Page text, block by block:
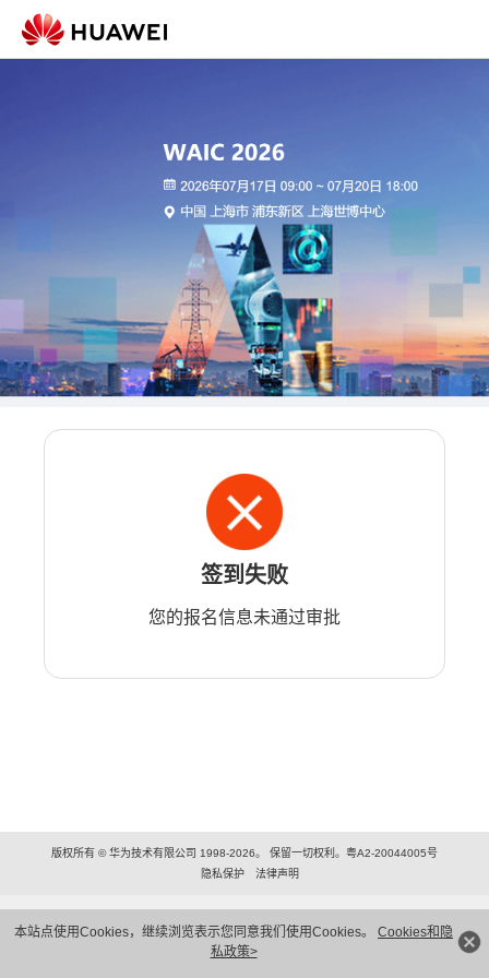
本站点使用Cookies，继续浏览表示您同意我们使用Cookies。 Cookies和隐
私政策>
签到失败
您的报名信息未通过审批
版权所有 © 华为技术有限公司 1998-2026。 保留一切权利。粤A2-20044005号
隐私保护
法律声明